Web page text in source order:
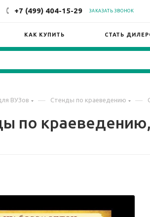
+7 (499) 404-15-29 ЗАКАЗАТЬ ЗВОНОК
КАК КУПИТЬ СТАТЬ
ВУЗов — Стенды по краеведению —
по